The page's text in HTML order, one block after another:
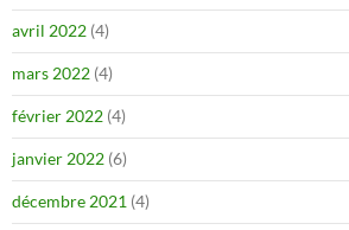
avril 2022 (4)
mars 2022 (4)
février 2022 (4)
janvier 2022 (6)
décembre 2021 (4)